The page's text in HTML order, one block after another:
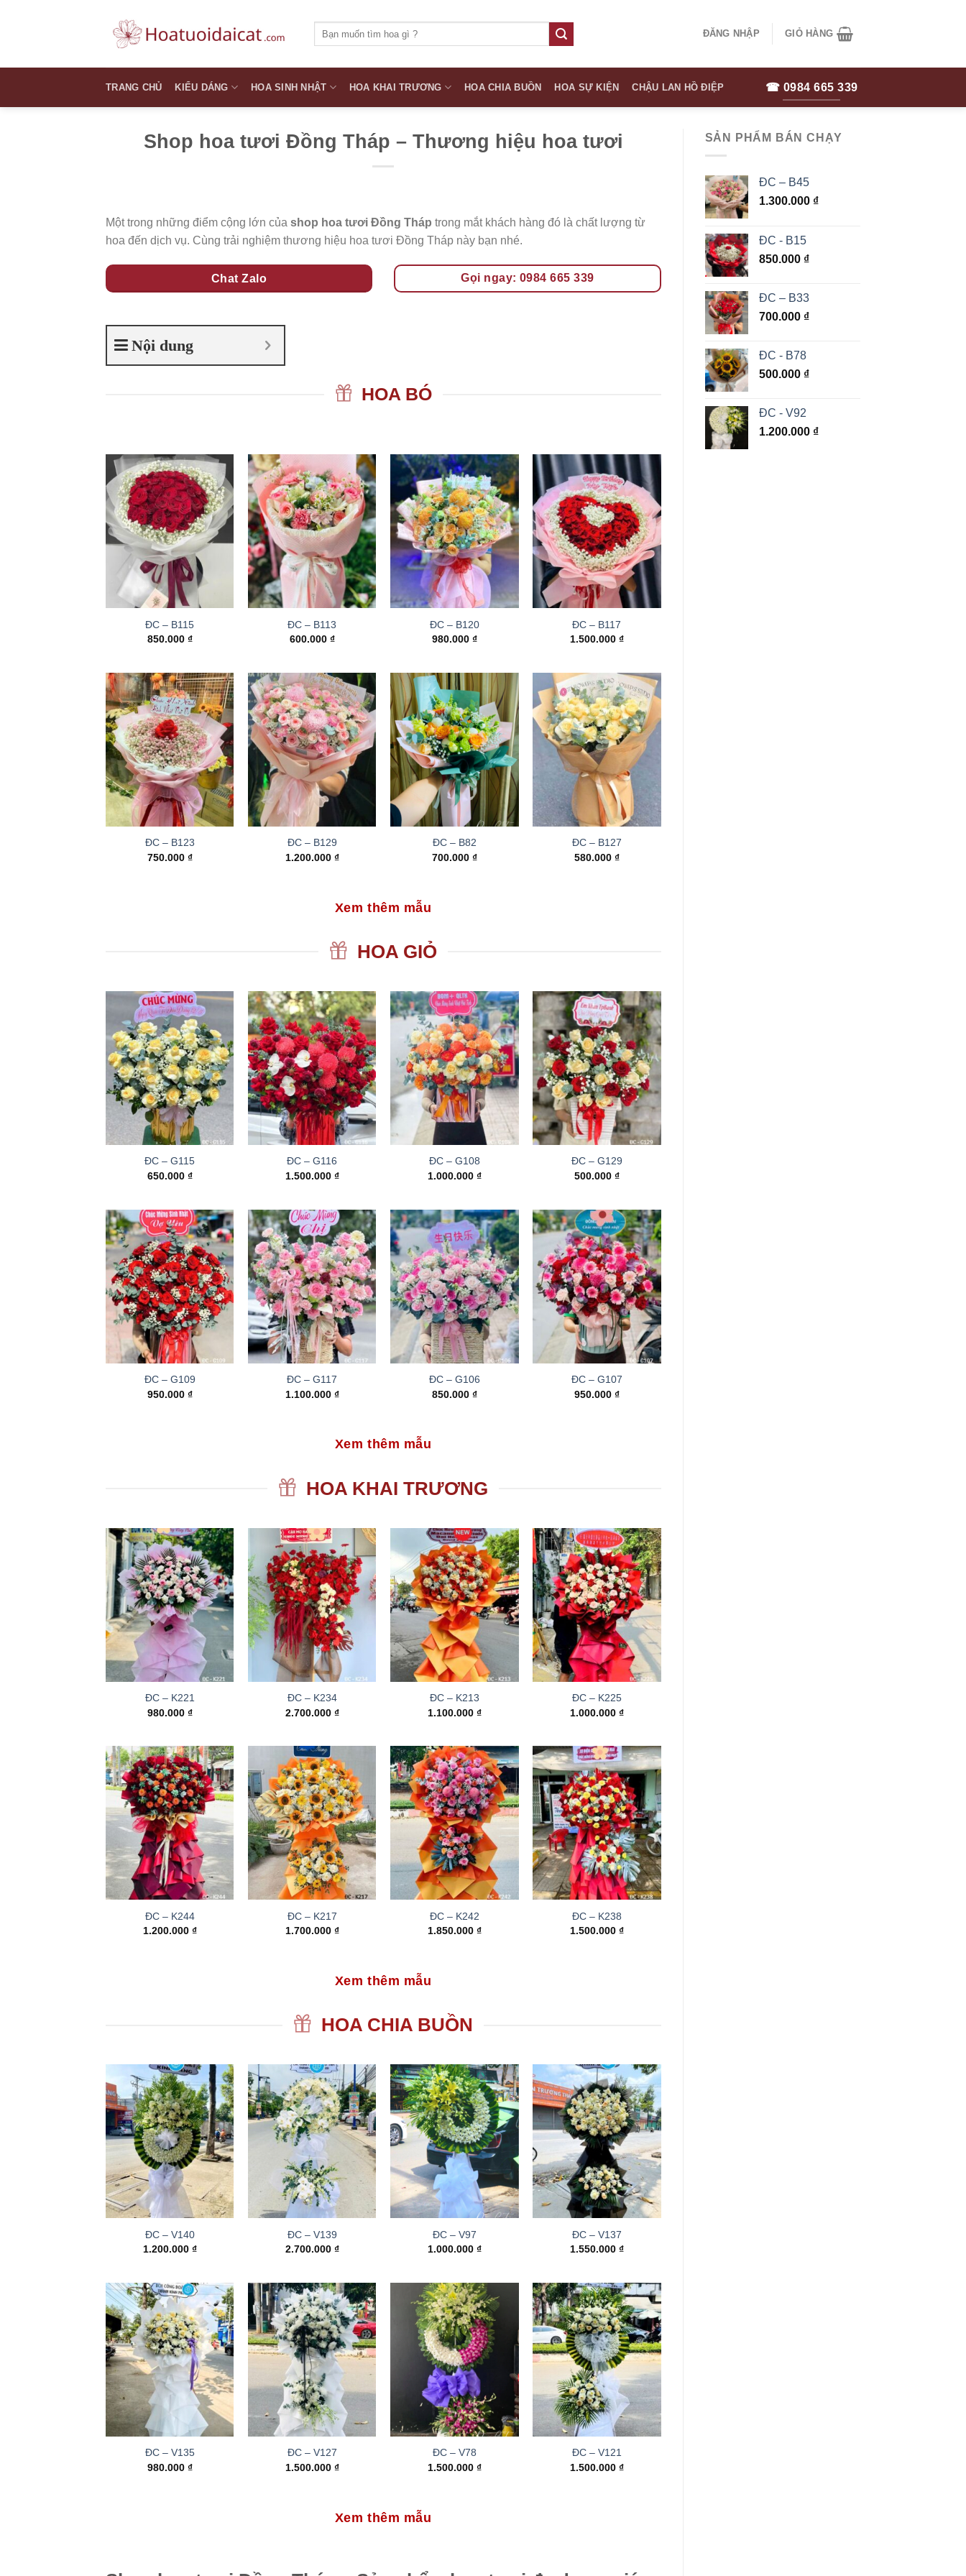
kiếm:
ĐĂNG NHẬP GIỎ HÀNG
TRANG CHỦ KIỂU DÁNG HOA SINH NHẬT HOA KHAI TRƯƠNG HOA CHIA BUỒN HOA SỰ KIỆN CHẬU LAN HỒ ĐIỆP ☎ 0984 665 339
Shop hoa tươi Đồng Tháp – Thương hiệu hoa tươi
Một trong những điểm cộng lớn của shop hoa tươi Đồng Tháp trong mắt khách hàng đó là chất lượng từ
hoa đến dịch vụ. Cùng trải nghiệm thương hiệu hoa tươi Đồng Tháp này bạn nhé.
Chat Zalo Gọi ngay: 0984 665 339
Nội dung
HOA BÓ
ĐC – B115
850.000 ₫
ĐC – B113
600.000 ₫
ĐC – B120
980.000 ₫
ĐC – B117
1.500.000 ₫
ĐC – B123
750.000 ₫
ĐC – B129
1.200.000 ₫
ĐC – B82
700.000 ₫
ĐC – B127
580.000 ₫
Xem thêm mẫu
HOA GIỎ
ĐC – G115
650.000 ₫
ĐC – G116
1.500.000 ₫
ĐC – G108
1.000.000 ₫
ĐC – G129
500.000 ₫
ĐC – G109
950.000 ₫
ĐC – G117
1.100.000 ₫
ĐC – G106
850.000 ₫
ĐC – G107
950.000 ₫
Xem thêm mẫu
HOA KHAI TRƯƠNG
ĐC – K221
980.000 ₫
ĐC – K234
2.700.000 ₫
ĐC – K213
1.100.000 ₫
ĐC – K225
1.000.000 ₫
ĐC – K244
1.200.000 ₫
ĐC – K217
1.700.000 ₫
ĐC – K242
1.850.000 ₫
ĐC – K238
1.500.000 ₫
Xem thêm mẫu
HOA CHIA BUỒN
ĐC – V140
1.200.000 ₫
ĐC – V139
2.700.000 ₫
ĐC – V97
1.000.000 ₫
ĐC – V137
1.550.000 ₫
ĐC – V135
980.000 ₫
ĐC – V127
1.500.000 ₫
ĐC – V78
1.500.000 ₫
ĐC – V121
1.500.000 ₫
Xem thêm mẫu
SẢN PHẨM BÁN CHẠY
ĐC – B45
1.300.000 ₫
ĐC - B15
850.000 ₫
ĐC – B33
700.000 ₫
ĐC - B78
500.000 ₫
ĐC - V92
1.200.000 ₫